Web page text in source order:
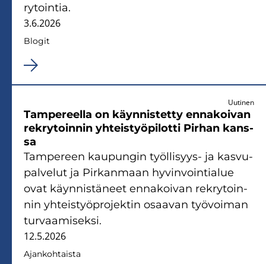
ry­toin­tia.
3.6.2026
Blo­git
Uutinen
Tam­pe­reel­la on käyn­nis­tet­ty en­na­koi­van
rek­ry­toin­nin yh­teis­työ­pi­lot­ti Pir­han kans­
sa
Tam­pe­reen kau­pun­gin työllisyys-​ ja kas­vu­
pal­ve­lut ja Pir­kan­maan hy­vin­voin­tia­lue
ovat käyn­nis­tä­neet en­na­koi­van rek­ry­toin­
nin yh­teis­työ­pro­jek­tin osaa­van työ­voi­man
tur­vaa­mi­sek­si.
12.5.2026
Ajan­koh­tais­ta